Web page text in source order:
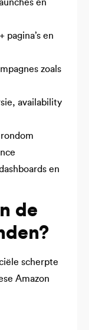
en
pagina’s en
zoals
availability
en
de
scherpte
Amazon